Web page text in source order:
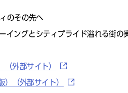
のその先へ
イングとシティプライド溢れる街
外部サイト）
（外部サイト）